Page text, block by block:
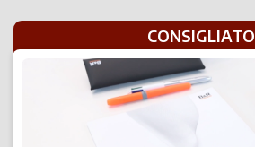
CONSIGLIATO